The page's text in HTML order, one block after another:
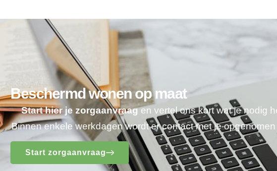
Beschermd wonen op maat
Start hier je zorgaanvraagen vertel ons kort wat je nodig
Binnen enkele werkdagen wordt er contact met je
Start zorgaanvraag